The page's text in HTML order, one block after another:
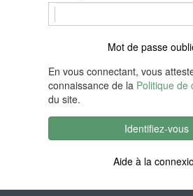
Mot de passe
En vous connectant, vous
connaissance de la Politique de
du site.
Identifiez-vous
Aide à la